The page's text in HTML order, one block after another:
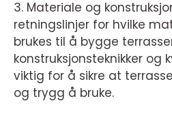
3. Materiale og
retningslinjer for hvilke
brukes til å bygge
konstruksjonsteknikker og
viktig for å sikre at
og trygg å bruke.